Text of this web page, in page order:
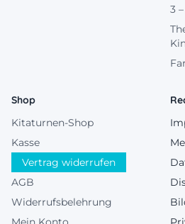
3
Shop
Kitaturnen-Shop
Kasse
Vertrag widerrufen
AGB
Widerrufsbelehrung